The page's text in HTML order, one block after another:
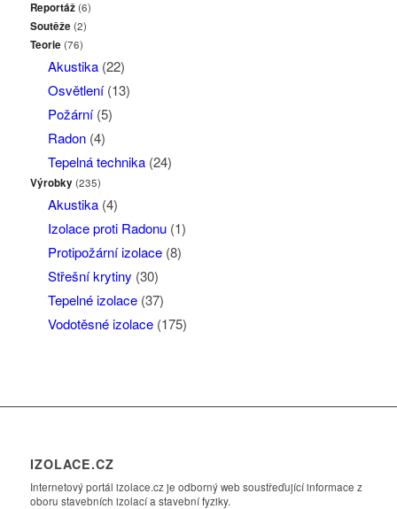
Reportáž(6)
Soutěže (2)
Teorie (76)
Akustika(22)
Osvětlení(13)
Požární(5)
Radon(4)
Tepelná technika(24)
Výrobky(235)
Akustika(4)
Izolace proti Radonu(1)
Protipožární izolace(8)
Střešní krytiny (30)
Tepelné izolace(37)
Vodotěsné izolace(175)
IZOLACE.CZ
Internetový portál izolace.cz je odborný web soustřeďující informace z
oboru stavebních izolací a stavební fyziky.